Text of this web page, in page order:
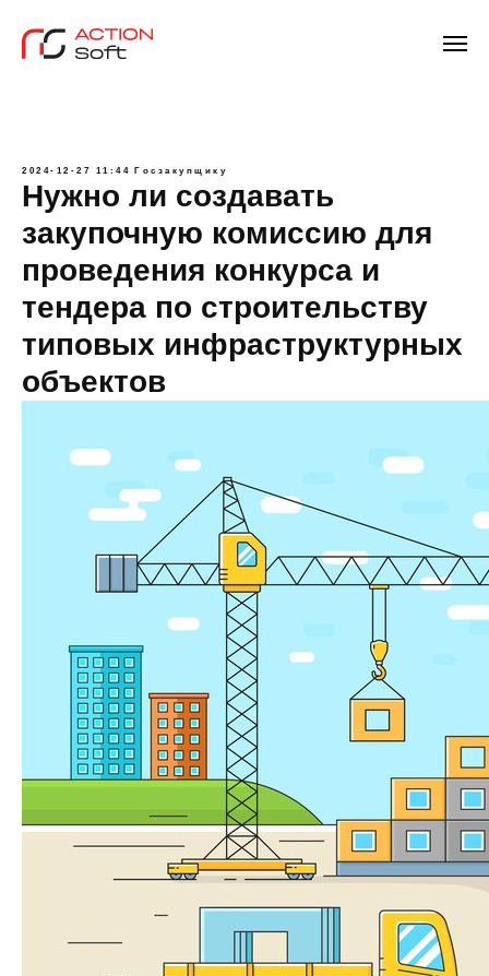
2024-12-27 11:44 Госзакупщику
Нужно ли создавать
закупочную комиссию для
проведения конкурса и
тендера по строительству
типовых инфраструктурных
объектов